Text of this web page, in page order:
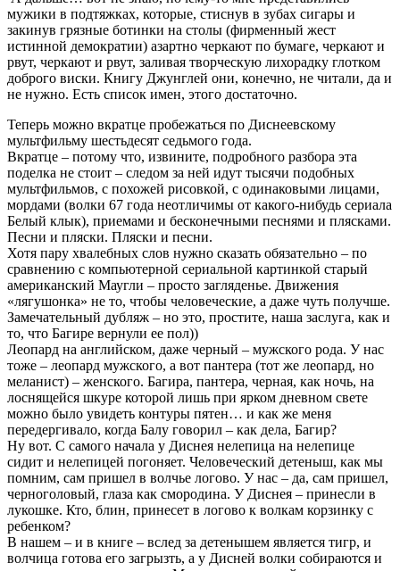
мужики в подтяжках, которые, стиснув в зубах сигары и
закинув грязные ботинки на столы (фирменный жест
истинной демократии) азартно черкают по бумаге, черкают и
рвут, черкают и рвут, заливая творческую лихорадку глотком
доброго виски. Книгу Джунглей они, конечно, не читали, да и
не нужно. Есть список имен, этого достаточно.
Теперь можно вкратце пробежаться по Диснеевскому
мультфильму шестьдесят седьмого года.
Вкратце – потому что, извините, подробного разбора эта
поделка не стоит – следом за ней идут тысячи подобных
мультфильмов, с похожей рисовкой, с одинаковыми лицами,
мордами (волки 67 года неотличимы от какого-нибудь сериала
Белый клык), приемами и бесконечными песнями и плясками.
Песни и пляски. Пляски и песни.
Хотя пару хвалебных слов нужно сказать обязательно – по
сравнению с компьютерной сериальной картинкой старый
американский Маугли – просто загляденье. Движения
«лягушонка» не то, чтобы человеческие, а даже чуть получше.
Замечательный дубляж – но это, простите, наша заслуга, как и
то, что Багире вернули ее пол))
Леопард на английском, даже черный – мужского рода. У нас
тоже – леопард мужского, а вот пантера (тот же леопард, но
меланист) – женского. Багира, пантера, черная, как ночь, на
лоснящейся шкуре которой лишь при ярком дневном свете
можно было увидеть контуры пятен… и как же меня
передергивало, когда Балу говорил – как дела, Багир?
Ну вот. С самого начала у Диснея нелепица на нелепице
сидит и нелепицей погоняет. Человеческий детеныш, как мы
помним, сам пришел в волчье логово. У нас – да, сам пришел,
черноголовый, глаза как смородина. У Диснея – принесли в
лукошке. Кто, блин, принесет в логово к волкам корзинку с
ребенком?
В нашем – и в книге – вслед за детенышем является тигр, и
волчица готова его загрызть, а у Дисней волки собираются и